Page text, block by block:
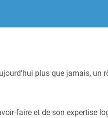
plus que jamais, un
faire et de son expertise